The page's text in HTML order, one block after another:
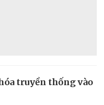
truyền thống vào